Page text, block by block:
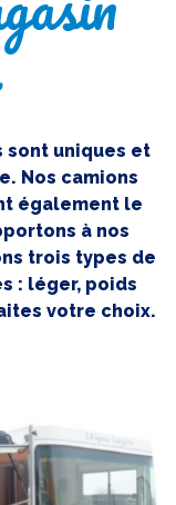
sont uniques et
Nos camions
également le
à nos
trois types de
: léger, poids
votre choix.